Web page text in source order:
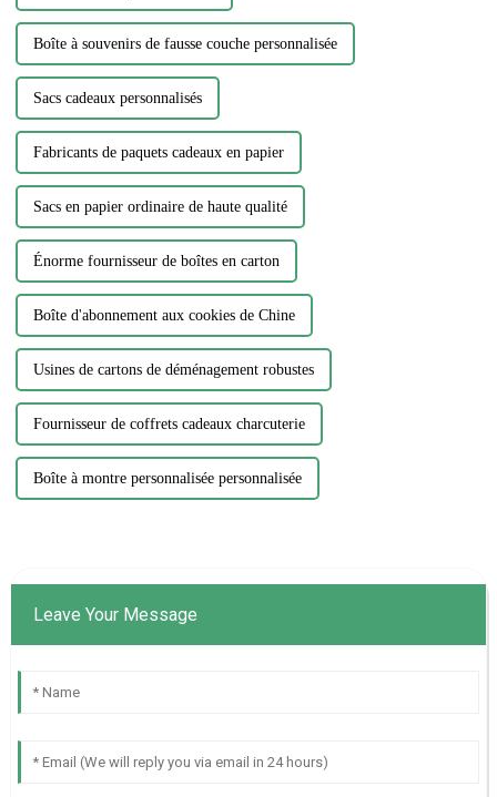
Boîte à souvenirs de fausse couche personnalisée
Sacs cadeaux personnalisés
Fabricants de paquets cadeaux en papier
Sacs en papier ordinaire de haute qualité
Énorme fournisseur de boîtes en carton
Boîte d'abonnement aux cookies de Chine
Usines de cartons de déménagement robustes
Fournisseur de coffrets cadeaux charcuterie
Boîte à montre personnalisée personnalisée
Leave Your Message